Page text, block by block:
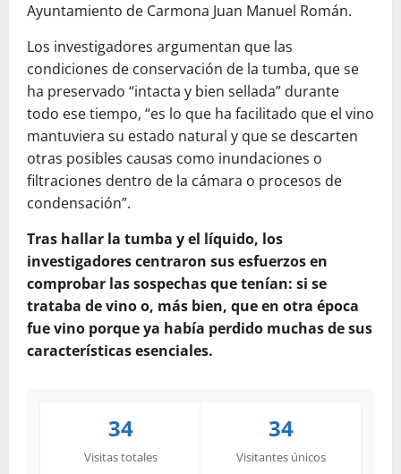
Ayuntamiento de Carmona Juan Manuel Román.
Los investigadores argumentan que las
condiciones de conservación de la tumba, que se
ha preservado “intacta y bien sellada” durante
todo ese tiempo, “es lo que ha facilitado que el vino
mantuviera su estado natural y que se descarten
otras posibles causas como inundaciones o
filtraciones dentro de la cámara o procesos de
condensación”.
Tras hallar la tumba y el líquido, los
investigadores centraron sus esfuerzos en
comprobar las sospechas que tenían: si se
trataba de vino o, más bien, que en otra época
fue vino porque ya había perdido muchas de sus
características esenciales.
34
Visitas totales
34
Visitantes únicos